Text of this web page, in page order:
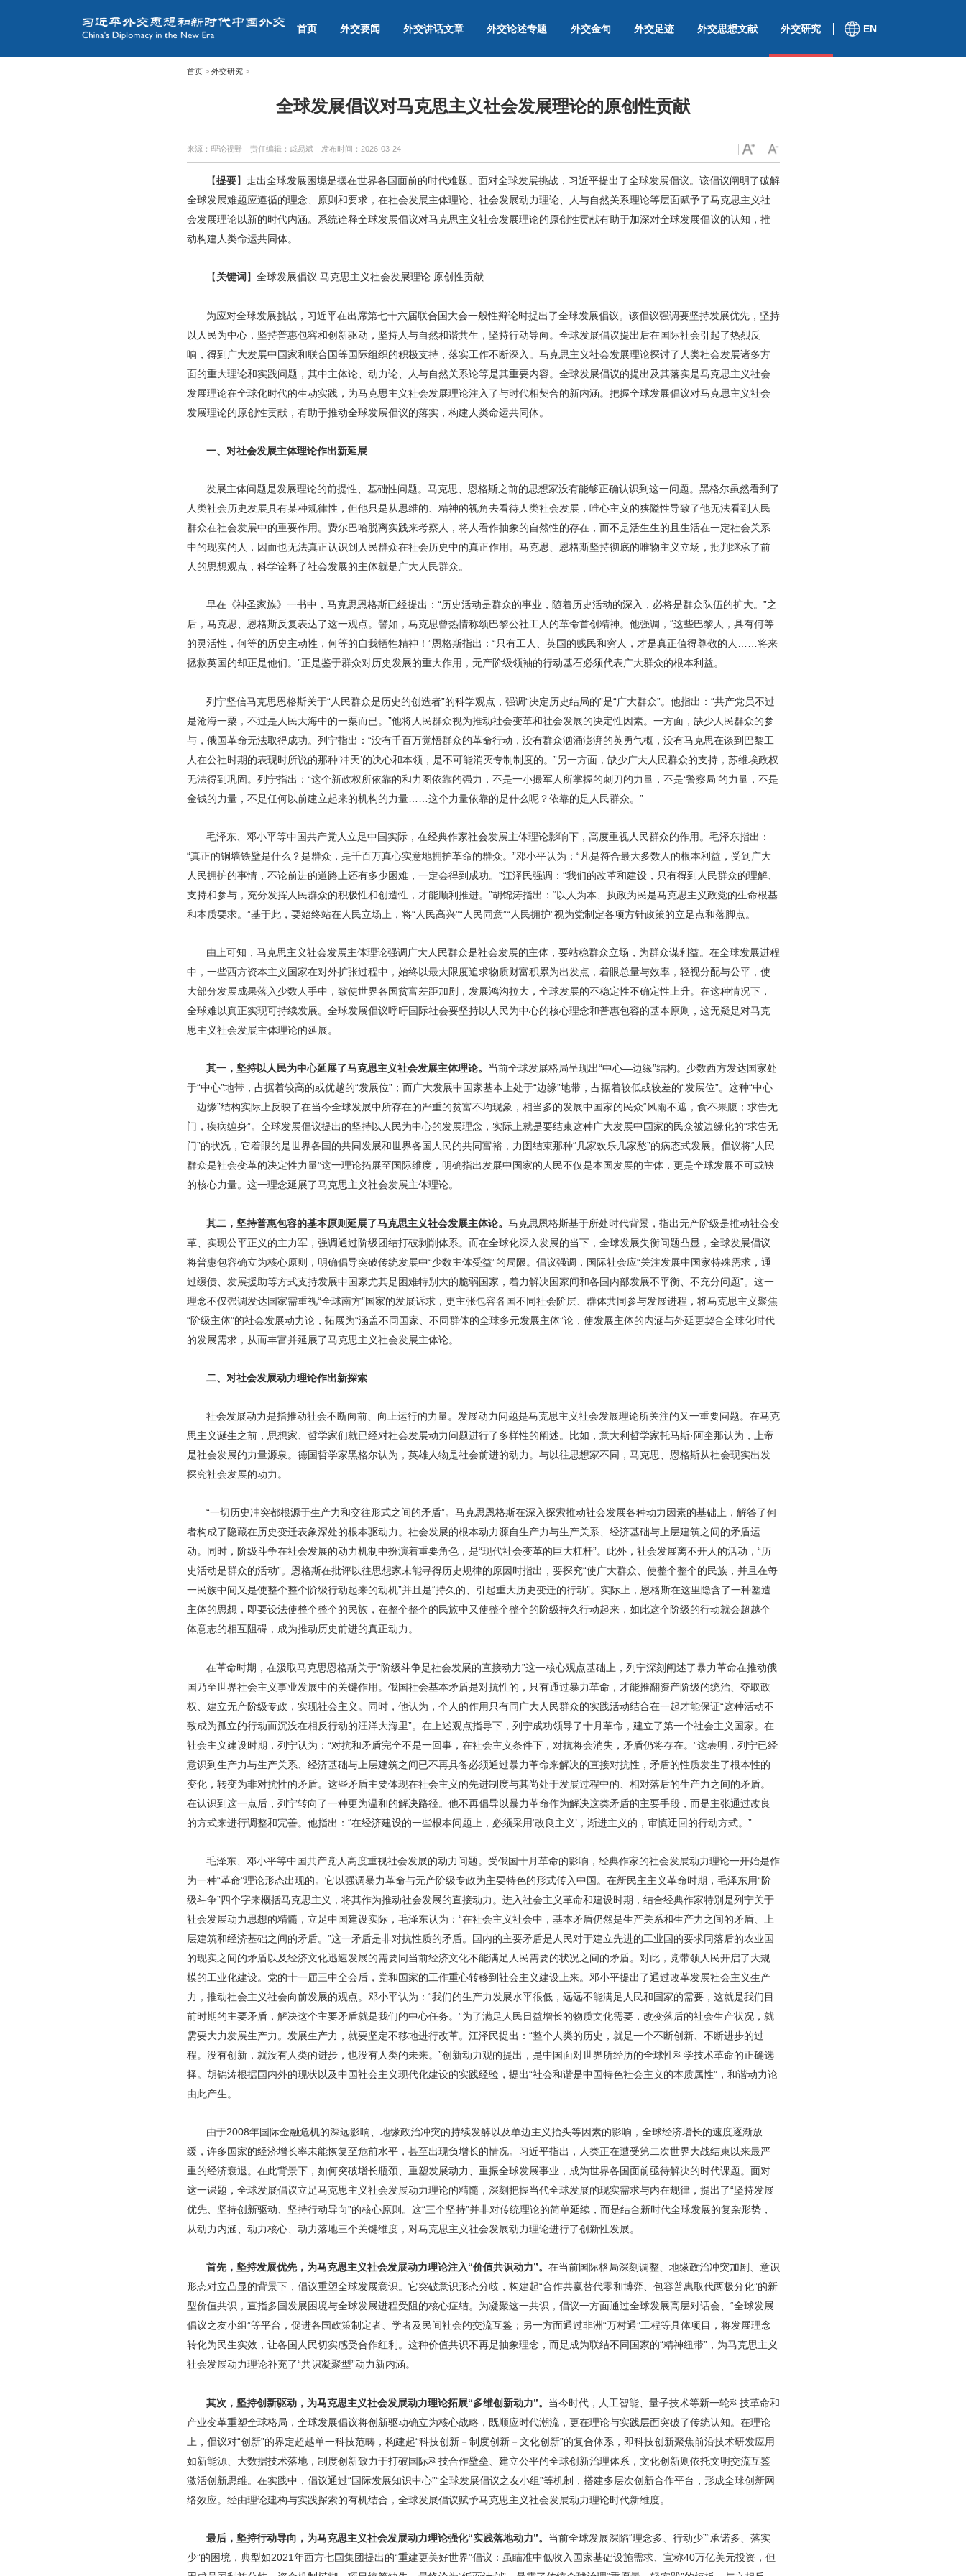
首页 外交要闻 外交讲话文章 外交论述专题 外交金句 外交足迹 外交思想文献 外交研究 EN
首页> 外交研究>
全球发展倡议对马克思主义社会发展理论的原创性贡献
来源：理论视野 责任编辑：戚易斌 发布时间： 2026-03-24
【提要】走出全球发展困境是摆在世界各国面前的时代难题。面对全球发展挑战，习近平提出了全球发展倡议。该倡议阐明了破解
全球发展难题应遵循的理念、原则和要求，在社会发展主体理论、社会发展动力理论、人与自然关系理论等层面赋予了马克思主义社
会发展理论以新的时代内涵。系统诠释全球发展倡议对马克思主义社会发展理论的原创性贡献有助于加深对全球发展倡议的认知，推
动构建人类命运共同体。
【 关键词 】全球发展倡议 马克思主义社会发展理论 原创性贡献
为应对全球发展挑战，习近平在出席第七十六届联合国大会一般性辩论时提出了全球发展倡议。该倡议强调要坚持发展优先，坚持
以人民为中心，坚持普惠包容和创新驱动，坚持人与自然和谐共生，坚持行动导向。全球发展倡议提出后在国际社会引起了热烈反
响，得到广大发展中国家和联合国等国际组织的积极支持，落实工作不断深入。马克思主义社会发展理论探讨了人类社会发展诸多方
面的重大理论和实践问题，其中主体论、动力论、人与自然关系论等是其重要内容。全球发展倡议的提出及其落实是马克思主义社会
发展理论在全球化时代的生动实践，为马克思主义社会发展理论注入了与时代相契合的新内涵。把握全球发展倡议对马克思主义社会
发展理论的原创性贡献，有助于推动全球发展倡议的落实，构建人类命运共同体。
一、对社会发展主体理论作出新延展
发展主体问题是发展理论的前提性、基础性问题。马克思、恩格斯之前的思想家没有能够正确认识到这一问题。黑格尔虽然看到了
人类社会历史发展具有某种规律性，但他只是从思维的、精神的视角去看待人类社会发展，唯心主义的狭隘性导致了他无法看到人民
群众在社会发展中的重要作用。费尔巴哈脱离实践来考察人，将人看作抽象的自然性的存在，而不是活生生的且生活在一定社会关系
中的现实的人，因而也无法真正认识到人民群众在社会历史中的真正作用。马克思、恩格斯坚持彻底的唯物主义立场，批判继承了前
人的思想观点，科学诠释了社会发展的主体就是广大人民群众。
早在《神圣家族》一书中，马克思恩格斯已经提出：“历史活动是群众的事业，随着历史活动的深入，必将是群众队伍的扩大。”之
后，马克思、恩格斯反复表达了这一观点。譬如，马克思曾热情称颂巴黎公社工人的革命首创精神。他强调，“这些巴黎人，具有何等
的灵活性，何等的历史主动性，何等的自我牺牲精神！”恩格斯指出：“只有工人、英国的贱民和穷人，才是真正值得尊敬的人……将来
拯救英国的却正是他们。”正是鉴于群众对历史发展的重大作用，无产阶级领袖的行动基石必须代表广大群众的根本利益。
列宁坚信马克思恩格斯关于“人民群众是历史的创造者”的科学观点，强调“决定历史结局的”是“广大群众”。他指出：“共产党员不过
是沧海一粟，不过是人民大海中的一粟而已。”他将人民群众视为推动社会变革和社会发展的决定性因素。一方面，缺少人民群众的参
与，俄国革命无法取得成功。列宁指出：“没有千百万觉悟群众的革命行动，没有群众汹涌澎湃的英勇气概，没有马克思在谈到巴黎工
人在公社时期的表现时所说的那种‘冲天’的决心和本领，是不可能消灭专制制度的。”另一方面，缺少广大人民群众的支持，苏维埃政权
无法得到巩固。列宁指出：“这个新政权所依靠的和力图依靠的强力，不是一小撮军人所掌握的刺刀的力量，不是‘警察局’的力量，不是
金钱的力量，不是任何以前建立起来的机构的力量……这个力量依靠的是什么呢？依靠的是人民群众。”
毛泽东、邓小平等中国共产党人立足中国实际，在经典作家社会发展主体理论影响下，高度重视人民群众的作用。毛泽东指出：
“真正的铜墙铁壁是什么？是群众，是千百万真心实意地拥护革命的群众。”邓小平认为：“凡是符合最大多数人的根本利益，受到广大
人民拥护的事情，不论前进的道路上还有多少困难，一定会得到成功。”江泽民强调：“我们的改革和建设，只有得到人民群众的理解、
支持和参与，充分发挥人民群众的积极性和创造性，才能顺利推进。”胡锦涛指出：“以人为本、执政为民是马克思主义政党的生命根基
和本质要求。”基于此，要始终站在人民立场上，将“人民高兴”“人民同意”“人民拥护”视为党制定各项方针政策的立足点和落脚点。
由上可知，马克思主义社会发展主体理论强调广大人民群众是社会发展的主体，要站稳群众立场，为群众谋利益。在全球发展进程
中，一些西方资本主义国家在对外扩张过程中，始终以最大限度追求物质财富积累为出发点，着眼总量与效率，轻视分配与公平，使
大部分发展成果落入少数人手中，致使世界各国贫富差距加剧，发展鸿沟拉大，全球发展的不稳定性不确定性上升。在这种情况下，
全球难以真正实现可持续发展。全球发展倡议呼吁国际社会要坚持以人民为中心的核心理念和普惠包容的基本原则，这无疑是对马克
思主义社会发展主体理论的延展。
其一，坚持以人民为中心延展了马克思主义社会发展主体理论。 当前全球发展格局呈现出“中心—边缘”结构。少数西方发达国家处
于“中心”地带，占据着较高的或优越的“发展位”；而广大发展中国家基本上处于“边缘”地带，占据着较低或较差的“发展位”。这种“中心
—边缘”结构实际上反映了在当今全球发展中所存在的严重的贫富不均现象，相当多的发展中国家的民众“风雨不遮，食不果腹；求告无
门，疾病缠身”。全球发展倡议提出的坚持以人民为中心的发展理念，实际上就是要结束这种广大发展中国家的民众被边缘化的“求告无
门”的状况，它着眼的是世界各国的共同发展和世界各国人民的共同富裕，力图结束那种“几家欢乐几家愁”的病态式发展。倡议将“人民
群众是社会变革的决定性力量”这一理论拓展至国际维度，明确指出发展中国家的人民不仅是本国发展的主体，更是全球发展不可或缺
的核心力量。这一理念延展了马克思主义社会发展主体理论。
其二，坚持普惠包容的基本原则延展了马克思主义社会发展主体论。 马克思恩格斯基于所处时代背景，指出无产阶级是推动社会变
革、实现公平正义的主力军，强调通过阶级团结打破剥削体系。而在全球化深入发展的当下，全球发展失衡问题凸显，全球发展倡议
将普惠包容确立为核心原则，明确倡导突破传统发展中“少数主体受益”的局限。倡议强调，国际社会应“关注发展中国家特殊需求，通
过缓债、发展援助等方式支持发展中国家尤其是困难特别大的脆弱国家，着力解决国家间和各国内部发展不平衡、不充分问题”。这一
理念不仅强调发达国家需重视“全球南方”国家的发展诉求，更主张包容各国不同社会阶层、群体共同参与发展进程，将马克思主义聚焦
“阶级主体”的社会发展动力论，拓展为“涵盖不同国家、不同群体的全球多元发展主体”论，使发展主体的内涵与外延更契合全球化时代
的发展需求，从而丰富并延展了马克思主义社会发展主体论。
二、对社会发展动力理论作出新探索
社会发展动力是指推动社会不断向前、向上运行的力量。发展动力问题是马克思主义社会发展理论所关注的又一重要问题。在马克
思主义诞生之前，思想家、哲学家们就已经对社会发展动力问题进行了多样性的阐述。比如，意大利哲学家托马斯·阿奎那认为，上帝
是社会发展的力量源泉。德国哲学家黑格尔认为，英雄人物是社会前进的动力。与以往思想家不同，马克思、恩格斯从社会现实出发
探究社会发展的动力。
“一切历史冲突都根源于生产力和交往形式之间的矛盾”。马克思恩格斯在深入探索推动社会发展各种动力因素的基础上，解答了何
者构成了隐藏在历史变迁表象深处的根本驱动力。社会发展的根本动力源自生产力与生产关系、经济基础与上层建筑之间的矛盾运
动。同时，阶级斗争在社会发展的动力机制中扮演着重要角色，是“现代社会变革的巨大杠杆”。此外，社会发展离不开人的活动，“历
史活动是群众的活动”。恩格斯在批评以往思想家未能寻得历史规律的原因时指出，要探究“使广大群众、使整个整个的民族，并且在每
一民族中间又是使整个整个阶级行动起来的动机”并且是“持久的、引起重大历史变迁的行动”。实际上，恩格斯在这里隐含了一种塑造
主体的思想，即要设法使整个整个的民族，在整个整个的民族中又使整个整个的阶级持久行动起来，如此这个阶级的行动就会超越个
体意志的相互阻碍，成为推动历史前进的真正动力。
在革命时期，在汲取马克思恩格斯关于“阶级斗争是社会发展的直接动力”这一核心观点基础上，列宁深刻阐述了暴力革命在推动俄
国乃至世界社会主义事业发展中的关键作用。俄国社会基本矛盾是对抗性的，只有通过暴力革命，才能推翻资产阶级的统治、夺取政
权、建立无产阶级专政，实现社会主义。同时，他认为，个人的作用只有同广大人民群众的实践活动结合在一起才能保证“这种活动不
致成为孤立的行动而沉没在相反行动的汪洋大海里”。在上述观点指导下，列宁成功领导了十月革命，建立了第一个社会主义国家。在
社会主义建设时期，列宁认为：“对抗和矛盾完全不是一回事，在社会主义条件下，对抗将会消失，矛盾仍将存在。”这表明，列宁已经
意识到生产力与生产关系、经济基础与上层建筑之间已不再具备必须通过暴力革命来解决的直接对抗性，矛盾的性质发生了根本性的
变化，转变为非对抗性的矛盾。这些矛盾主要体现在社会主义的先进制度与其尚处于发展过程中的、相对落后的生产力之间的矛盾。
在认识到这一点后，列宁转向了一种更为温和的解决路径。他不再倡导以暴力革命作为解决这类矛盾的主要手段，而是主张通过改良
的方式来进行调整和完善。他指出：“在经济建设的一些根本问题上，必须采用‘改良主义’，渐进主义的，审慎迂回的行动方式。”
毛泽东、邓小平等中国共产党人高度重视社会发展的动力问题。受俄国十月革命的影响，经典作家的社会发展动力理论一开始是作
为一种“革命”理论形态出现的。它以强调暴力革命与无产阶级专政为主要特色的形式传入中国。在新民主主义革命时期，毛泽东用“阶
级斗争”四个字来概括马克思主义，将其作为推动社会发展的直接动力。进入社会主义革命和建设时期，结合经典作家特别是列宁关于
社会发展动力思想的精髓，立足中国建设实际，毛泽东认为：“在社会主义社会中，基本矛盾仍然是生产关系和生产力之间的矛盾、上
层建筑和经济基础之间的矛盾。”这一矛盾是非对抗性质的矛盾。国内的主要矛盾是人民对于建立先进的工业国的要求同落后的农业国
的现实之间的矛盾以及经济文化迅速发展的需要同当前经济文化不能满足人民需要的状况之间的矛盾。对此，党带领人民开启了大规
模的工业化建设。党的十一届三中全会后，党和国家的工作重心转移到社会主义建设上来。邓小平提出了通过改革发展社会主义生产
力，推动社会主义社会向前发展的观点。邓小平认为：“我们的生产力发展水平很低，远远不能满足人民和国家的需要，这就是我们目
前时期的主要矛盾，解决这个主要矛盾就是我们的中心任务。”为了满足人民日益增长的物质文化需要，改变落后的社会生产状况，就
需要大力发展生产力。发展生产力，就要坚定不移地进行改革。江泽民提出：“整个人类的历史，就是一个不断创新、不断进步的过
程。没有创新，就没有人类的进步，也没有人类的未来。”创新动力观的提出，是中国面对世界所经历的全球性科学技术革命的正确选
择。胡锦涛根据国内外的现状以及中国社会主义现代化建设的实践经验，提出“社会和谐是中国特色社会主义的本质属性”，和谐动力论
由此产生。
由于2008年国际金融危机的深远影响、地缘政治冲突的持续发酵以及单边主义抬头等因素的影响，全球经济增长的速度逐渐放
缓，许多国家的经济增长率未能恢复至危前水平，甚至出现负增长的情况。习近平指出，人类正在遭受第二次世界大战结束以来最严
重的经济衰退。在此背景下，如何突破增长瓶颈、重塑发展动力、重振全球发展事业，成为世界各国面前亟待解决的时代课题。面对
这一课题，全球发展倡议立足马克思主义社会发展动力理论的精髓，深刻把握当代全球发展的现实需求与内在规律，提出了“坚持发展
优先、坚持创新驱动、坚持行动导向”的核心原则。这“三个坚持”并非对传统理论的简单延续，而是结合新时代全球发展的复杂形势，
从动力内涵、动力核心、动力落地三个关键维度，对马克思主义社会发展动力理论进行了创新性发展。
首先，坚持发展优先，为马克思主义社会发展动力理论注入“价值共识动力”。 在当前国际格局深刻调整、地缘政治冲突加剧、意识
形态对立凸显的背景下，倡议重塑全球发展意识。它突破意识形态分歧，构建起“合作共赢替代零和博弈、包容普惠取代两极分化”的新
型价值共识，直指多国发展困境与全球发展进程受阻的核心症结。为凝聚这一共识，倡议一方面通过全球发展高层对话会、“全球发展
倡议之友小组”等平台，促进各国政策制定者、学者及民间社会的交流互鉴；另一方面通过非洲“万村通”工程等具体项目，将发展理念
转化为民生实效，让各国人民切实感受合作红利。这种价值共识不再是抽象理念，而是成为联结不同国家的“精神纽带”，为马克思主义
社会发展动力理论补充了“共识凝聚型”动力新内涵。
其次，坚持创新驱动，为马克思主义社会发展动力理论拓展“多维创新动力”。 当今时代，人工智能、量子技术等新一轮科技革命和
产业变革重塑全球格局，全球发展倡议将创新驱动确立为核心战略，既顺应时代潮流，更在理论与实践层面突破了传统认知。在理论
上，倡议对“创新”的界定超越单一科技范畴，构建起“科技创新－制度创新－文化创新”的复合体系，即科技创新聚焦前沿技术研发应用
如新能源、大数据技术落地，制度创新致力于打破国际科技合作壁垒、建立公平的全球创新治理体系，文化创新则依托文明交流互鉴
激活创新思维。在实践中，倡议通过“国际发展知识中心”“全球发展倡议之友小组”等机制，搭建多层次创新合作平台，形成全球创新网
络效应。经由理论建构与实践探索的有机结合，全球发展倡议赋予马克思主义社会发展动力理论时代新维度。
最后，坚持行动导向，为马克思主义社会发展动力理论强化“实践落地动力”。 当前全球发展深陷“理念多、行动少”“承诺多、落实
少”的困境，典型如2021年西方七国集团提出的“重建更美好世界”倡议：虽瞄准中低收入国家基础设施需求、宣称40万亿美元投资，但